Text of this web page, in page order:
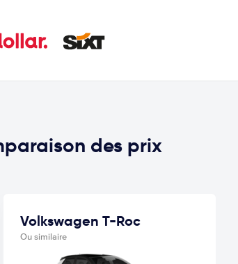
des prix
Volkswagen T-Roc
Ou similaire